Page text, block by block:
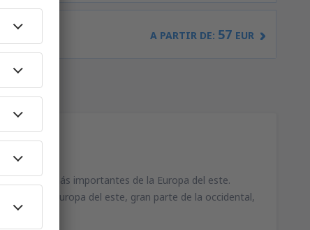
A PARTIR DE: 57 EUR
de los más importantes de la Europa del este.
de toda Europa del este, gran parte de la occidental,